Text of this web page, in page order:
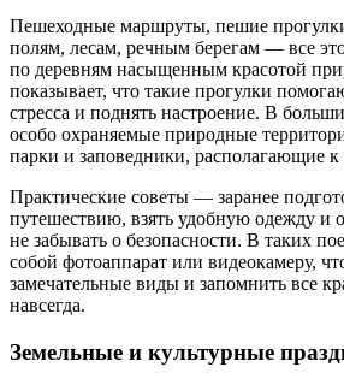
Пешеходные маршруты, пешие
полям, лесам, речным берегам — все
по деревням насыщенным красотой
показывает, что такие прогулки
стресса и поднять настроение. В
особо охраняемые природные
парки и заповедники, располагающие к
Практические советы — заранее
путешествию, взять удобную одежду и
не забывать о безопасности. В таких
собой фотоаппарат или видеокамеру,
замечательные виды и запомнить все
навсегда.
Земельные и культурные